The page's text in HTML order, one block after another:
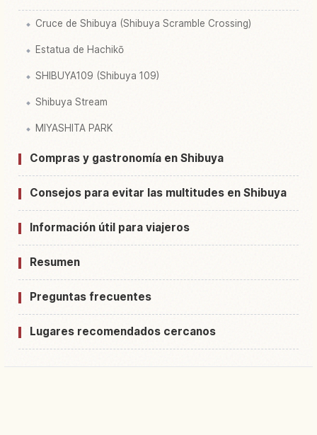
Cruce de Shibuya (Shibuya Scramble Crossing)
Estatua de Hachikō
SHIBUYA109 (Shibuya 109)
Shibuya Stream
MIYASHITA PARK
Compras y gastronomía en Shibuya
Consejos para evitar las multitudes en Shibuya
Información útil para viajeros
Resumen
Preguntas frecuentes
Lugares recomendados cercanos